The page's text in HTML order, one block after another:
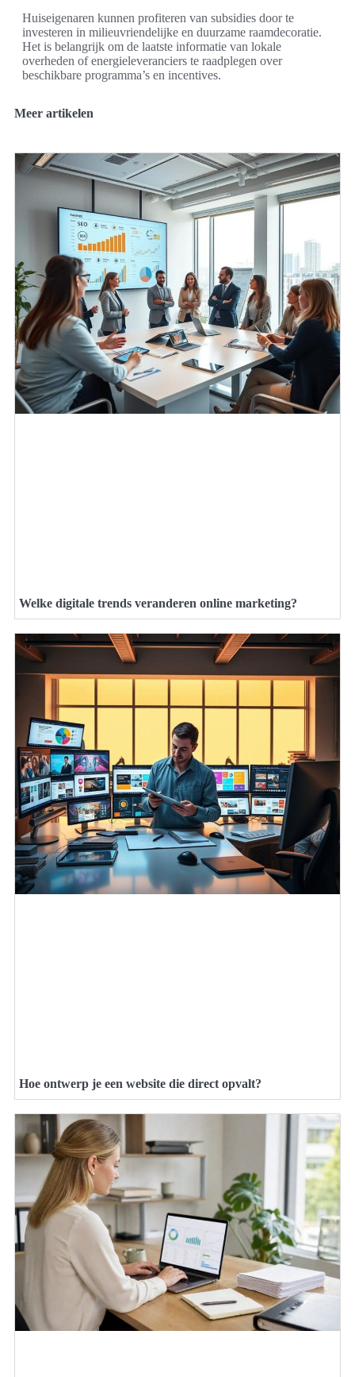
Huiseigenaren kunnen profiteren van subsidies door te
investeren in milieuvriendelijke en duurzame raamdecoratie.
Het is belangrijk om de laatste informatie van lokale
overheden of energieleveranciers te raadplegen over
beschikbare programma’s en incentives.
Meer artikelen
Welke digitale trends veranderen online marketing?
Hoe ontwerp je een website die direct opvalt?